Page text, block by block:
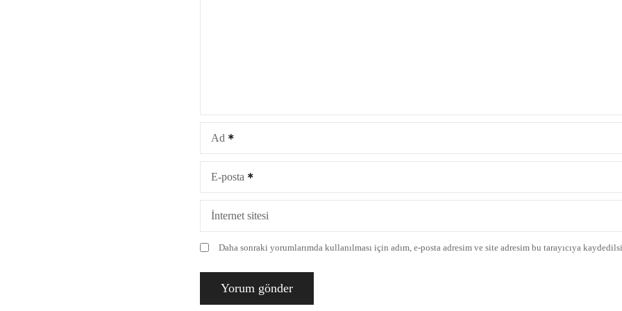
Ad
E-posta
İnternet sitesi
Daha sonraki yorumlarımda kullanılması için adım, e-posta adresim ve site adresim bu tarayıcıya